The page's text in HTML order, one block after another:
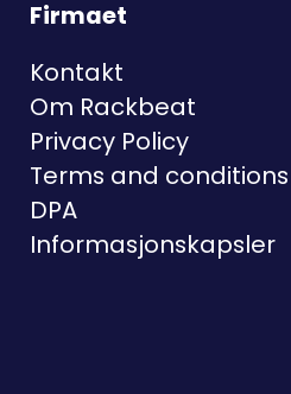
Firmaet
Kontakt
Om Rackbeat
Privacy Policy
Terms and conditions
DPA
Informasjonskapsler